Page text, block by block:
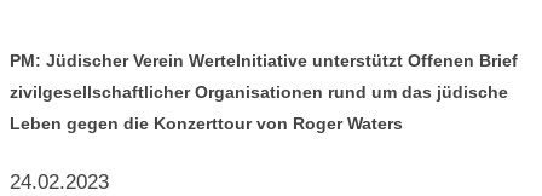
PM: Jüdischer Verein WerteInitiative unterstützt Offenen Brief
zivilgesellschaftlicher Organisationen rund um das jüdische
Leben gegen die Konzerttour von Roger Waters
24.02.2023